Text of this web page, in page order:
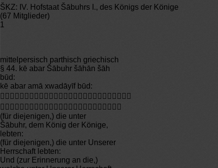
ŠKZ: IV. Hofstaat Šābuhrs I., des Königs der Könige
(67 Mitglieder)
1
mittelpersisch parthisch griechisch
§ 44. kē abar Šābuhr šāhān šāh
būd:
kē abar amā xwadāyīf būd:


(für diejenigen,) die unter
Šābuhr, dem König der Könige,
lebten:
(für diejenigen,) die unter Unserer
Herrschaft lebten:
Und (zur Erinnerung an die,)